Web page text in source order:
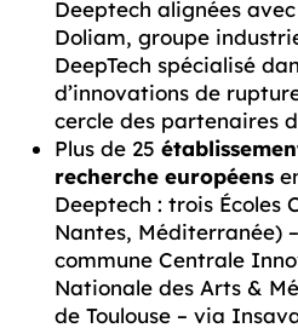
Deeptech alignées
Doliam, groupe
DeepTech spécialisé
d’innovations de
cercle des partenaires
Plus de 25
recherche européens
Deeptech : trois Écoles
Nantes, Méditerranée)
commune Centrale
Nationale des Arts &
de Toulouse – via